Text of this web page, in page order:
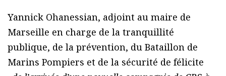
Yannick Ohanessian, adjoint au maire de
Marseille en charge de la tranquillité
publique, de la prévention, du Bataillon de
Marins Pompiers et de la sécurité de félicite